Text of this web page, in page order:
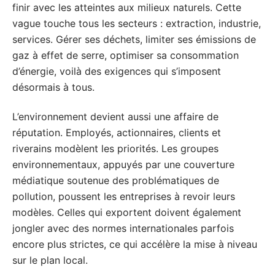
finir avec les atteintes aux milieux naturels. Cette
vague touche tous les secteurs : extraction, industrie,
services. Gérer ses déchets, limiter ses émissions de
gaz à effet de serre, optimiser sa consommation
d’énergie, voilà des exigences qui s’imposent
désormais à tous.
L’environnement devient aussi une affaire de
réputation. Employés, actionnaires, clients et
riverains modèlent les priorités. Les groupes
environnementaux, appuyés par une couverture
médiatique soutenue des problématiques de
pollution, poussent les entreprises à revoir leurs
modèles. Celles qui exportent doivent également
jongler avec des normes internationales parfois
encore plus strictes, ce qui accélère la mise à niveau
sur le plan local.